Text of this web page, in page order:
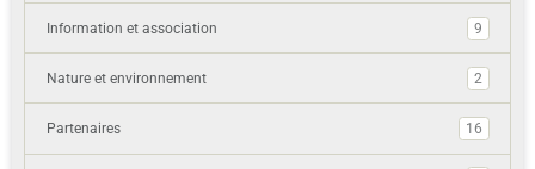
Information et association 9
Nature et environnement 2
Partenaires 16